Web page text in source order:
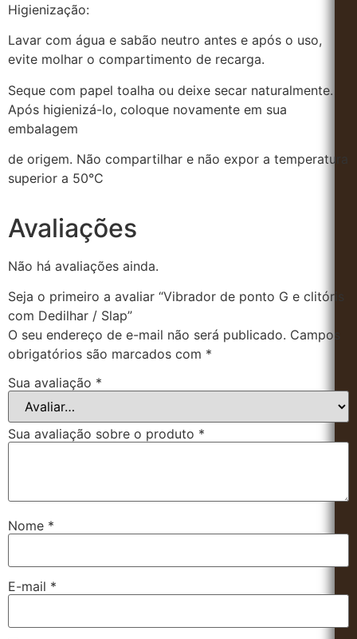
Higienização:
Lavar com água e sabão neutro antes e após o uso,
evite molhar o compartimento de recarga.
Seque com papel toalha ou deixe secar naturalmente.
Após higienizá-lo, coloque novamente em sua
embalagem
de origem. Não compartilhar e não expor a temperatura
superior a 50°C
Avaliações
Não há avaliações ainda.
Seja o primeiro a avaliar “Vibrador de ponto G e clitóris
com Dedilhar / Slap”
O seu endereço de e-mail não será publicado. Campos
obrigatórios são marcados com *
Sua avaliação *
Sua avaliação sobre o produto *
Nome *
E-mail *